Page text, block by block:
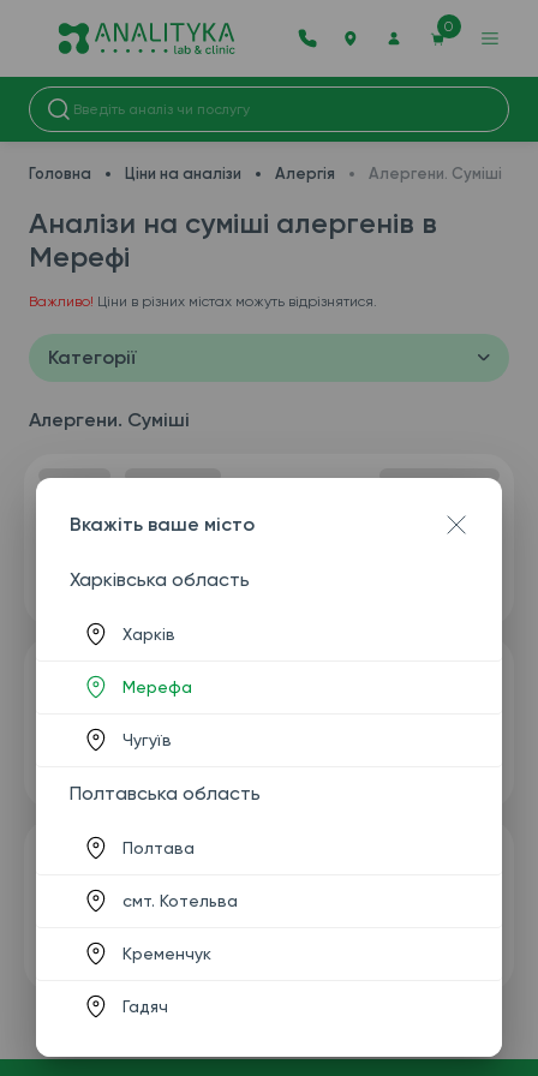
0
Головна Ціни на аналізи Алергія Алергени. Суміші
Аналізи на суміші алергенів в
Мерефі
Важливо! Ціни в різних містах можуть відрізнятися.
Категорії
Алергени. Суміші
Вкажіть ваше місто
Харківська область
Харків
Мерефа
Чугуїв
Полтавська область
Полтава
смт. Котельва
Кременчук
Гадяч